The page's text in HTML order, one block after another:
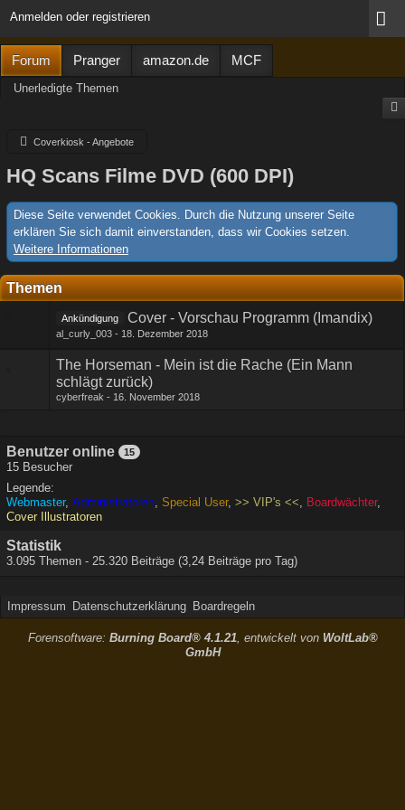
Anmelden oder registrieren
Forum Pranger amazon.de MCF
Unerledigte Themen
Coverkiosk - Angebote
HQ Scans Filme DVD (600 DPI)
Diese Seite verwendet Cookies. Durch die Nutzung unserer Seite
erklären Sie sich damit einverstanden, dass wir Cookies setzen.
Weitere Informationen
Themen
Ankündigung Cover - Vorschau Programm (Imandix)
al_curly_003 18. Dezember 2018
The Horseman - Mein ist die Rache (Ein Mann
schlägt zurück)
cyberfreak 16. November 2018
Benutzer online 15
15 Besucher
Legende:
Webmaster Administratoren Special User >> VIP's <<
Boardwächter
Cover Illustratoren
Statistik
3.095 Themen - 25.320 Beiträge (3,24 Beiträge pro Tag)
Impressum Datenschutzerklärung Boardregeln
Forensoftware: Burning Board® 4.1.21, entwickelt von WoltLab®
GmbH